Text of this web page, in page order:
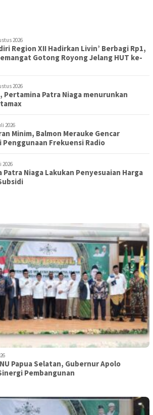
2026
Region XII Hadirkan Livin’ Berbagi Rp1,
Gotong Royong Jelang HUT ke-
2026
Pertamina Patra Niaga menurunkan
2026
Minim, Balmon Merauke Gencar
Penggunaan Frekuensi Radio
2026
Patra Niaga Lakukan Penyesuaian Harga
Papua Selatan, Gubernur Apolo
Pembangunan